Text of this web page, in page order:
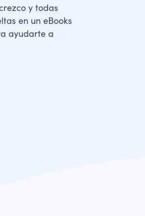
y todas
en un eBooks
ayudarte a